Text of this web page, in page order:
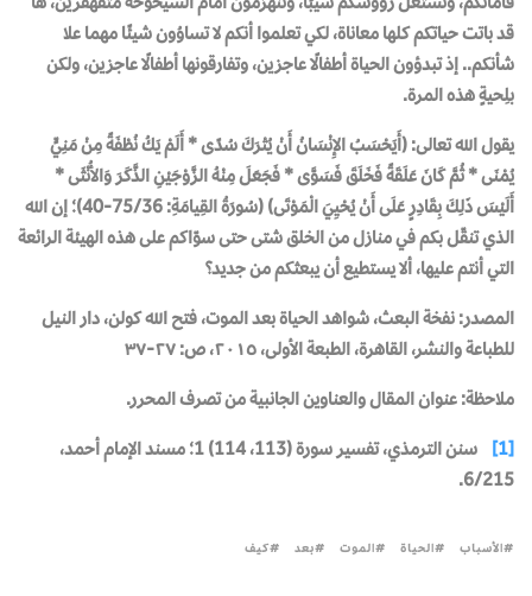
قد باتت حياتكم كلها معاناة، لكي تعلموا أنكم لا تساوُون شيئًا مهما علا
شأنكم.. إذ تبدؤون الحياة أطفالًا عاجزين، وتفارقونها أطفالًا عاجزين، ولكن
بلِحيةٍ هذه المرة.
يقول الله تعالى: (أَيَحْسَبُ الإِنْسَانُ أَنْ يُتْرَكَ سُدًى * أَلَمْ يَكُ نُطْفَةً مِنْ مَنِيٍّ
يُمْنَى * ثُمَّ كَانَ عَلَقَةً فَخَلَقَ فَسَوَّى * فَجَعَلَ مِنْهُ الزَّوْجَيْنِ الذَّكَرَ وَالأُنْثَى *
أَلَيْسَ ذَلِكَ بِقَادِرٍ عَلَى أَنْ يُحْيِيَ الْمَوْتَى) (سُورَةُ القِيامَةِ: 75/36-40)؛ إن الله
الذي تنقّل بكم في منازل من الخلق شتى حتى سوّاكم على هذه الهيئة الرائعة
التي أنتم عليها، ألا يستطيع أن يبعثكم من جديد؟
المصدر: نفخة البعث، شواهد الحياة بعد الموت، فتح الله كولن، دار النيل
للطباعة والنشر، القاهرة، الطبعة الأولى، ٢٠١٥، ص: ٢٧-٣٧
ملاحظة: عنوان المقال والعناوين الجانبية من تصرف المحرر.
[1] سنن الترمذي، تفسير سورة (113، 114) 1؛ مسند الإمام أحمد،
6/215.
الأسباب الحياة الموت بعد كيف